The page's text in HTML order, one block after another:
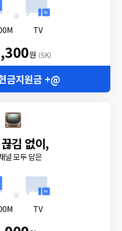
+
TV
원 (SK)
금지원금 +@
김 없이,
널 모두 담은
+
TV